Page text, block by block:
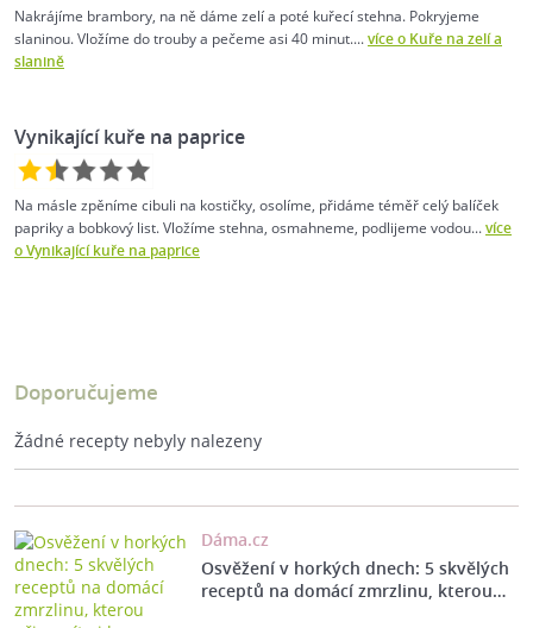
Nakrájíme brambory, na ně dáme zelí a poté kuřecí stehna. Pokryjeme
slaninou. Vložíme do trouby a pečeme asi 40 minut....více o Kuře na zelí a
slanině
Vynikající kuře na paprice
Na másle zpěníme cibuli na kostičky, osolíme, přidáme téměř celý balíček
papriky a bobkový list. Vložíme stehna, osmahneme, podlijeme vodou...více
o Vynikající kuře na paprice
Doporučujeme
Žádné recepty nebyly nalezeny
Dáma.cz
Osvěžení v horkých dnech: 5 skvělých
receptů na domácí zmrzlinu, kterou…